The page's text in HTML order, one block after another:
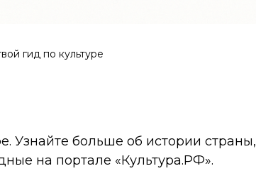
гид по культуре
Узнайте больше об истории страны,
на портале «Культура.РФ».